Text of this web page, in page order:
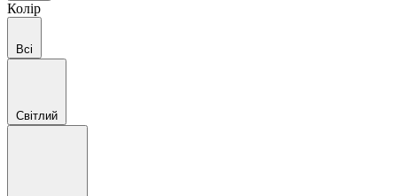
Колір
Всі
Світлий